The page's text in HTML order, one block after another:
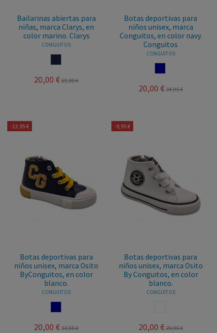
Bailarinas abiertas para
niñas, marca Clarys, en
color marino. Clarys
CONGUITOS
20,00 € 69,90 €
Botas deportivas para
niños unisex, marca
Conguitos, en color navy.
Conguitos
CONGUITOS
20,00 € 34,95 €
-13,95 €
Botas deportivas para
niños unisex, marca Osito
ByConguitos, en color
blanco.
CONGUITOS
20,00 € 33,95 €
-9,95 €
Botas deportivas para
niños unisex, marca Osito
By Conguitos, en color
blanco.
CONGUITOS
20,00 € 29,95 €